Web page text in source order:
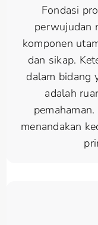
Fondasi
perwujudan
komponen
dan sikap.
dalam bidang
adalah
menandakan